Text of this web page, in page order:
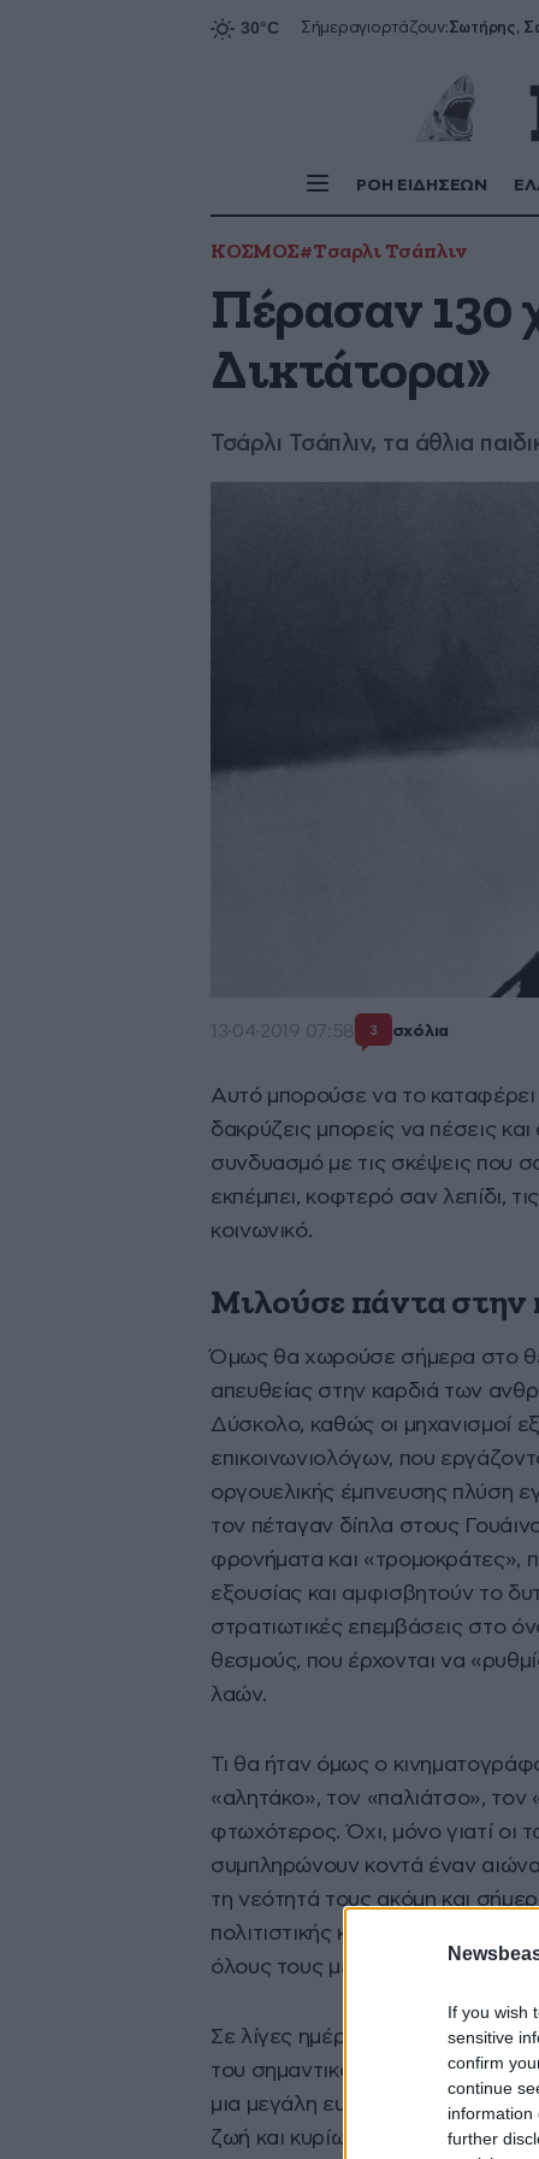
If you wish
sensitive
confirm
continue
information
further
Σήμεραγιορτάζουν:
ΡΟΗ ΕΙΔΗΣΕΩΝ
ΚΟΣΜΟΣ#Τσαρλι Τσάπλιν
Πέρασαν 130
Δικτάτορα»
Τσάρλι Τσάπλιν, τα άθλια
13·04·2019 07:58 3 σχόλια
Αυτό μπορούσε να το καταφέρει
δακρύζεις μπορείς να πέσεις
συνδυασμό με τις σκέψεις που
εκπέμπει, κοφτερό σαν λεπίδι,
κοινωνικό.
Μιλούσε πάντα στην
Όμως θα χωρούσε σήμερα στο
απευθείας στην καρδιά των
Δύσκολο, καθώς οι μηχανισμοί
επικοινωνιολόγων, που
οργουελικής έμπνευσης πλύση
τον πέταγαν δίπλα στους
φρονήματα και «τρομοκράτες»,
εξουσίας και αμφισβητούν το
στρατιωτικές επεμβάσεις στο
θεσμούς, που έρχονται να
λαών.
Τι θα ήταν όμως ο
«αλητάκο», τον «παλιάτσο», τον
φτωχότερος. Όχι, μόνο γιατί οι
συμπληρώνουν κοντά έναν
τη νεότητά τους ακόμη και
πολιτιστικής κληρονομιάς, αλλά
όλους τους μεγάλους του
Σε λίγες ημέρες
του σημαντικότερου
μια μεγάλη ευκαιρία για ένα
ζωή και κυρίως στην